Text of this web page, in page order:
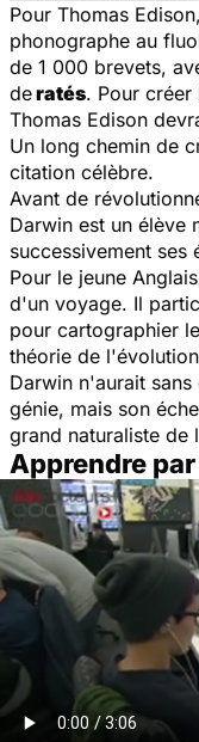
Pour Thomas
phonographe au
de 1 000 brevets,
deratés. Pour créer
Thomas Edison
Un long chemin de
citation célèbre.
Avant de
Darwin est un élève
successivement ses
Pour le jeune
d'un voyage. Il
pour cartographier
théorie de
Darwin n'aurait
génie, mais son
grand naturaliste de
Apprendre